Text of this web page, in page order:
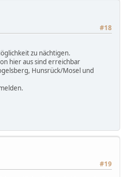
#18
zu nächtigen.
hier aus sind erreichbar
Hunsrück/Mosel und
#19